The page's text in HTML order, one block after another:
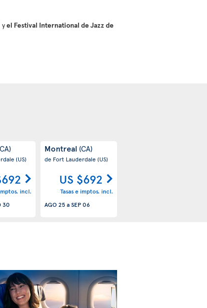
el Festival International de Jazz de
(US)
incl.
30
Montreal (CA)
de Fort Lauderdale (US)
US $692
Tasas e imptos. incl.
AGO 25aSEP 06